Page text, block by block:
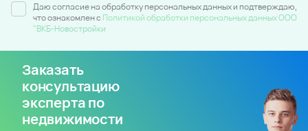
Даю согласие на обработку персональных данных и подтверждаю,
что ознакомлен c Политикой обработки персональных данных ООО
"ВКБ-Новостройки
Заказать
консультацию
эксперта по
недвижимости